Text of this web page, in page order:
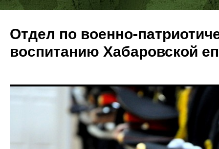
Отдел по военно-
воспитанию Хабаровской